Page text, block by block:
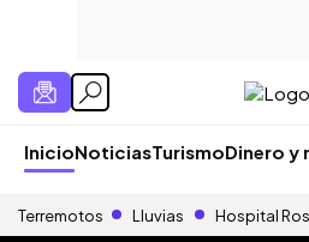
InicioNoticiasTurismoDinero y
Terremotos Lluvias Hospital